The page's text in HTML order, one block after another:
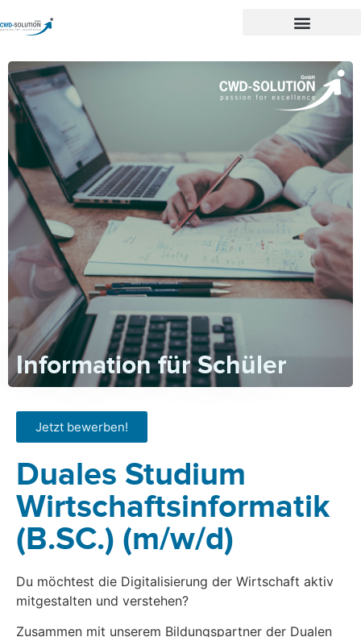
Information für Schüler
Jetzt bewerben!
Duales Studium
Wirtschaftsinformatik
(B.SC.) (m/w/d)
Du möchtest die Digitalisierung der Wirtschaft aktiv
mitgestalten und verstehen?
Zusammen mit unserem Bildungspartner der Dualen